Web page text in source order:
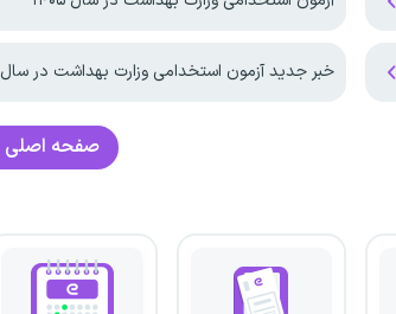
خبر جدید آزمون استخدامی وزارت بهداشت در سال ۱۴۰۵
صفحه اصلی